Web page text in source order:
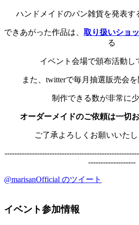
ハンドメイドのパン雑貨を発表す
できあがった作品は、 取り扱いショ
る
イベント会場で頒布活動し
また、twitterで毎月抽選販売会を
制作できる数が非常に
オーダーメイドのご依頼は一切
ご了承よろしくお願いいたし
-------------------
@marisanOfficial のツイート
イベント参加情報